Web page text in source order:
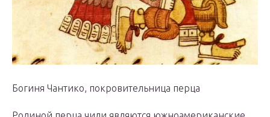
Богиня Чантико, покровительница перца